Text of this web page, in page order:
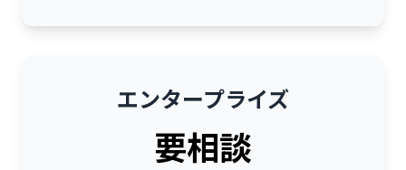
エンタープライズ
要相談